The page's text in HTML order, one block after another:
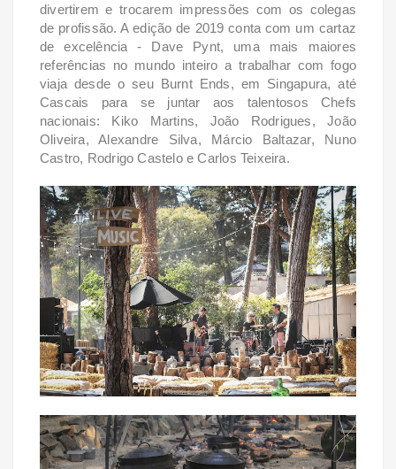
divertirem e trocarem impressões com os colegas
de profissão. A edição de 2019 conta com um cartaz
de excelência - Dave Pynt, uma mais maiores
referências no mundo inteiro a trabalhar com fogo
viaja desde o seu Burnt Ends, em Singapura, até
Cascais para se juntar aos talentosos Chefs
nacionais: Kiko Martins, João Rodrigues, João
Oliveira, Alexandre Silva, Márcio Baltazar, Nuno
Castro, RodrigoCastelo e Carlos Teixeira.